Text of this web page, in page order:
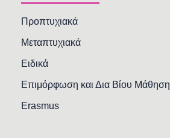
Προπτυχιακά
Μεταπτυχιακά
Ειδικά
Επιμόρφωση και Δια Βίου Μάθηση
Erasmus